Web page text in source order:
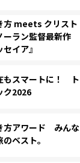
方 meets クリスト
ーラン監督最新作
セイア』
もスマートに！ ト
ク2026
方アワード みんな
ベスト。